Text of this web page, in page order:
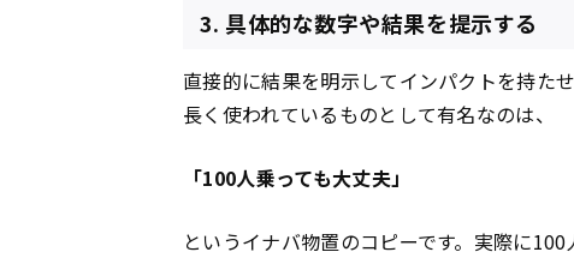
3. 具体的な数字や結果を提示する
直接的に結果を明示してインパクトを持た
長く使われているものとして有名なのは、
「100人乗っても大丈夫」
というイナバ物置のコピーです。実際に